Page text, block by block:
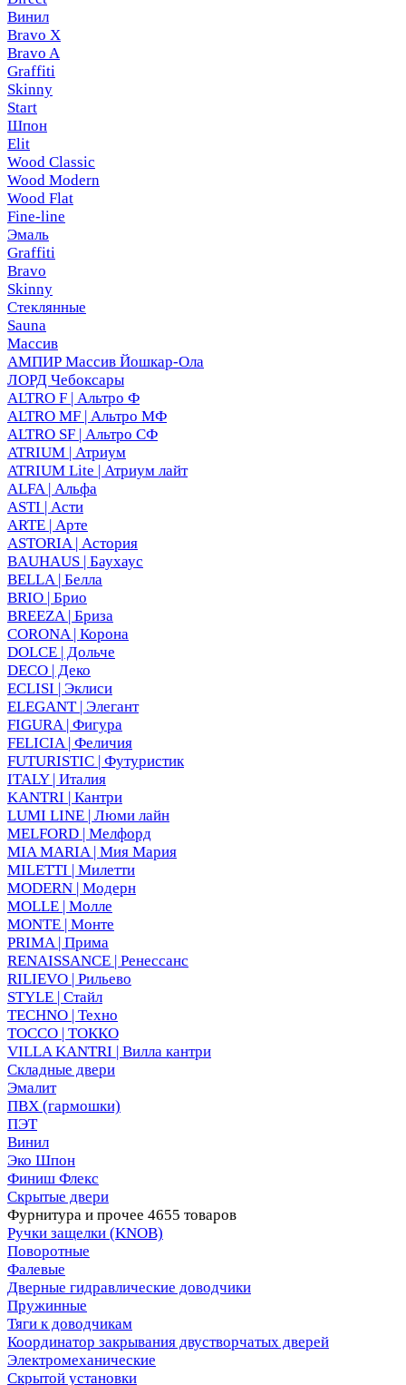
Винил
Bravo X
Bravo A
Graffiti
Skinny
Start
Шпон
Elit
Wood Classic
Wood Modern
Wood Flat
Fine-line
Эмаль
Graffiti
Bravo
Skinny
Стеклянные
Sauna
Массив
АМПИР Массив Йошкар-Ола
ЛОРД Чебоксары
ALTRO F | Альтро Ф
ALTRO MF | Альтро МФ
ALTRO SF | Альтро СФ
ATRIUM | Атриум
ATRIUM Lite | Атриум лайт
ALFA | Альфа
ASTI | Асти
ARTE | Арте
ASTORIA | Астория
BAUHAUS | Баухаус
BELLA | Белла
BRIO | Брио
BREEZA | Бриза
CORONA | Корона
DOLCE | Дольче
DECO | Деко
ECLISI | Эклиси
ELEGANT | Элегант
FIGURA | Фигура
FELICIA | Феличия
FUTURISTIC | Футуристик
ITALY | Италия
KANTRI | Кантри
LUMI LINE | Люми лайн
MELFORD | Мелфорд
MIA MARIA | Мия Мария
MILETTI | Милетти
MODERN | Модерн
MOLLE | Молле
MONTE | Монте
PRIMA | Прима
RENAISSANCE | Ренессанс
RILIEVO | Рильево
STYLE | Стайл
TECHNO | Техно
TOCCO | ТОККО
VILLA KANTRI | Вилла кантри
Складные двери
Эмалит
ПВХ (гармошки)
ПЭТ
Винил
Эко Шпон
Финиш Флекс
Скрытые двери
Фурнитура и прочее 4655 товаров
Ручки защелки (KNOB)
Поворотные
Фалевые
Дверные гидравлические доводчики
Пружинные
Тяги к доводчикам
Координатор закрывания двустворчатых дверей
Электромеханические
Скрытой установки